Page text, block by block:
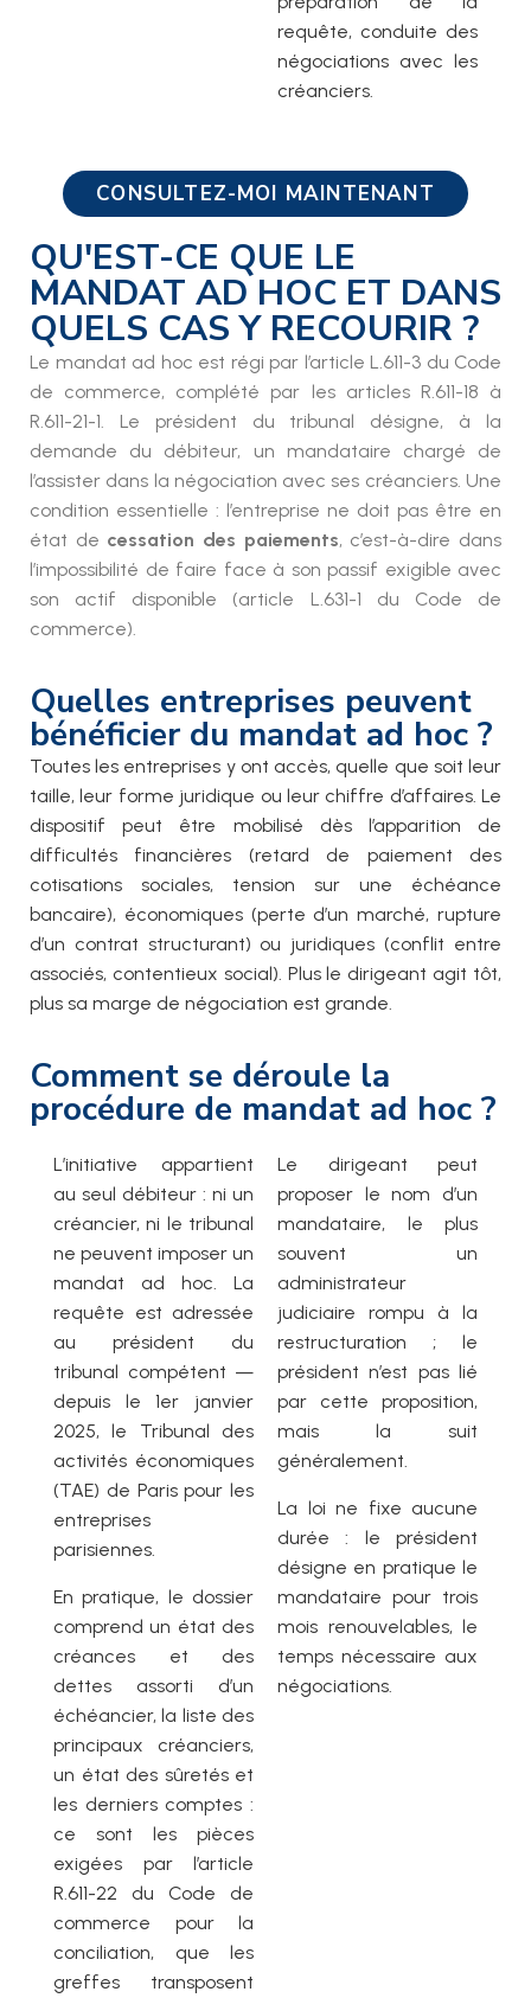
requête, conduite des
négociations avec les
créanciers.
CONSULTEZ-MOI MAINTENANT
QU'EST-CE QUE LE
MANDAT AD HOC ET DANS
QUELS CAS Y RECOURIR ?
Le mandat ad hoc est régi par l’article L.611-3 du Code
de commerce, complété par les articles R.611-18 à
R.611-21-1. Le président du tribunal désigne, à la
demande du débiteur, un mandataire chargé de
l’assister dans la négociation avec ses créanciers. Une
condition essentielle : l’entreprise ne doit pas être en
état de cessation des paiements, c’est-à-dire dans
l’impossibilité de faire face à son passif exigible avec
son actif disponible (article L.631-1 du Code de
commerce).
Quelles entreprises peuvent
bénéficier du mandat ad hoc ?
Toutes les entreprises y ont accès, quelle que soit leur
taille, leur forme juridique ou leur chiffre d’affaires. Le
dispositif peut être mobilisé dès l’apparition de
difficultés financières (retard de paiement des
cotisations sociales, tension sur une échéance
bancaire), économiques (perte d’un marché, rupture
d’un contrat structurant) ou juridiques (conflit entre
associés, contentieux social). Plus le dirigeant agit tôt,
plus sa marge de négociation est grande.
Comment se déroule la
procédure de mandat ad hoc ?
L’initiative appartient
au seul débiteur : ni un
créancier, ni le tribunal
ne peuvent imposer un
mandat ad hoc. La
requête est adressée
au président du
tribunal compétent —
depuis le 1er janvier
2025, le Tribunal des
activités économiques
(TAE) de Paris pour les
entreprises
parisiennes.
En pratique, le dossier
comprend un état des
créances et des
dettes assorti d’un
échéancier, la liste des
principaux créanciers,
un état des sûretés et
les derniers comptes :
ce sont les pièces
exigées par l’article
R.611-22 du Code de
commerce pour la
conciliation, que les
greffes transposent
Le dirigeant peut
proposer le nom d’un
mandataire, le plus
souvent un
administrateur
judiciaire rompu à la
restructuration ; le
président n’est pas lié
par cette proposition,
mais la suit
généralement.
La loi ne fixe aucune
durée : le président
désigne en pratique le
mandataire pour trois
mois renouvelables, le
temps nécessaire aux
négociations.